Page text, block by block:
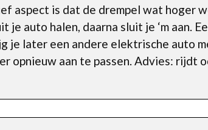
aspect is dat de drempel wat hoger
je auto halen, daarna sluit je ‘m aan.
je later een andere elektrische auto
opnieuw aan te passen. Advies: rijdt